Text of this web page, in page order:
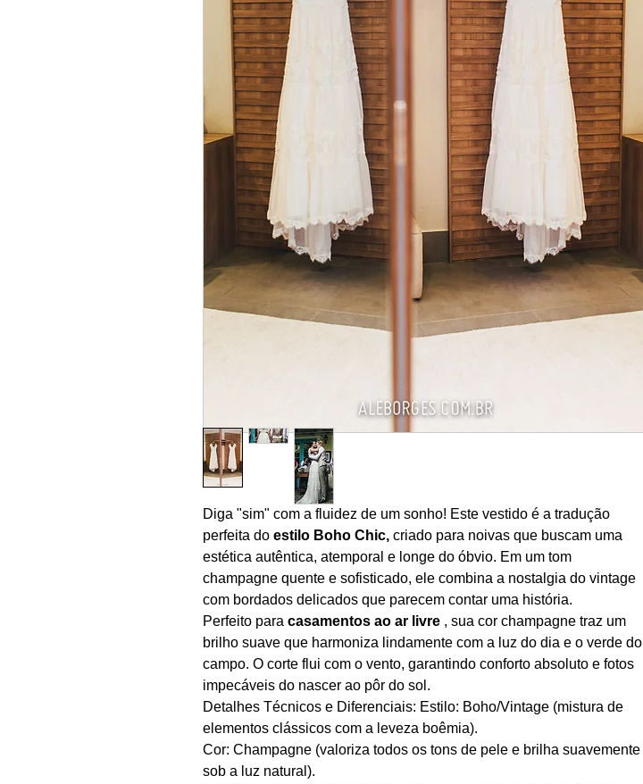
Diga "sim" com a fluidez de um sonho! Este vestido é a tradução
perfeita do estilo Boho Chic, criado para noivas que buscam uma
estética autêntica, atemporal e longe do óbvio. Em um tom
champagne quente e sofisticado, ele combina a nostalgia do vintage
com bordados delicados que parecem contar uma história.
Perfeito para casamentos ao ar livre , sua cor champagne traz um
brilho suave que harmoniza lindamente com a luz do dia e o verde do
campo. O corte flui com o vento, garantindo conforto absoluto e fotos
impecáveis do nascer ao pôr do sol.
Detalhes Técnicos e Diferenciais: Estilo: Boho/Vintage (mistura de
elementos clássicos com a leveza boêmia).
Cor: Champagne (valoriza todos os tons de pele e brilha suavemente
sob a luz natural).